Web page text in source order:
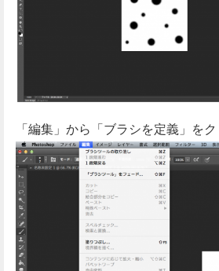
「編集」から「ブラシを定義」をク